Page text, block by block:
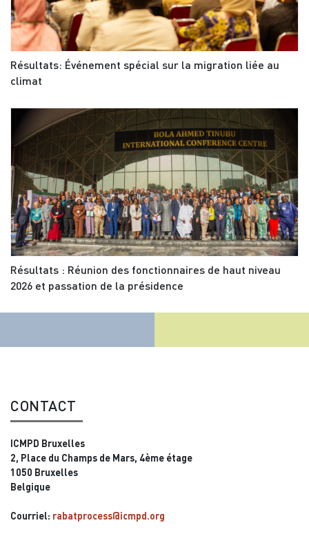
Résultats: Événement spécial sur la migration liée au
climat
Résultats : Réunion des fonctionnaires de haut niveau
2026 et passation de la présidence
CONTACT
ICMPD Bruxelles
2, Place du Champs de Mars, 4ème étage
1050 Bruxelles
Belgique
Courriel: rabatprocess@icmpd.org